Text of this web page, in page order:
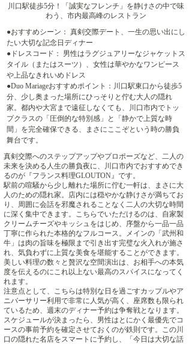
川口駅徒歩5分！「誠実なフレンチ」を静けさの中で味
わう、市内最高峰のレストラン
●おすすめシーン： 真剣交際デート、一生の思い出にし
たい大切な記念日ディナー
●ドレスコード： 男性はラグジュアリーなジャケットス
タイル（またはスーツ）、女性は華やかなワンピース
や上品なきれいめドレス
●Duo Mariageおすすめポイント：川口駅東口から徒歩5
分、少し奥まった場所にひっそりと佇む大人の隠れ
家。都内や大宮まで遠征しなくても、川口市内でトッ
プクラスの「圧倒的な特別感」と「静かで上質な時
間」を完全確保できる、まさにここぞという時の勝負
舞台です。
真剣交際へのステップアップやプロポーズなど、二人の
未来を決める人生の勝負夜に、川口市内でおすすめでき
るのが『フランス料理GLOUTON』です。
駅前の喧騒から少し離れた場所に佇む一軒は、まさに大
人のための隠れ家。店内には穏やかな静けさが満ちてお
り、周囲に会話を邪魔されることなく二人の大切な時間
に深く集中できます。こちらでいただけるのは、自家製
クリームチーズやキッシュをはじめ、序盤から一品一品
丁寧に作られた本格的なフルコース。メインの「武州和
牛」は肉の旨味を極限まで引き出す完璧な火入れが施さ
れ、気負わずに上質な美食を堪能することができます。
美しい料理の数々と贅沢な空間演出は、お相手への本気
度を伝えるのにこれ以上ない最高のスパイスになってく
れます。
注意点として、こちらは特別な日を過ごすカップルやア
ニバーサリー利用で非常に人気が高く、座席数も限られ
ているため、週末のディナー予約は争奪戦となります。
スケジュールが決まったら、男性はとにかく最優先でコ
ースの事前予約を確定させておくのが鉄則です。この川
口の隠れた名店をスマートに予約し、「今日は大切な話